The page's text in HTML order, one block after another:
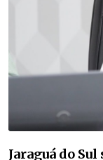
Jaraguá do